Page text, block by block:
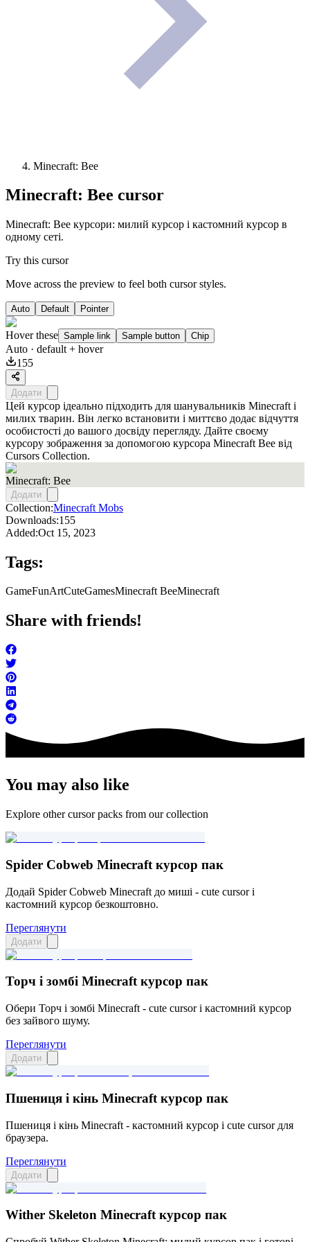
Minecraft: Bee
Minecraft: Bee cursor
Minecraft: Bee курсори: милий курсор і кастомний курсор в
одному сеті.
Try this cursor
Move across the preview to feel both cursor styles.
Auto Default Pointer
Hover these Sample link Sample button Chip
Auto · default + hover
155
Додати
Цей курсор ідеально підходить для шанувальників Minecraft і
милих тварин. Він легко встановити і миттєво додає відчуття
особистості до вашого досвіду перегляду. Дайте своєму
курсору зображення за допомогою курсора Minecraft Bee від
Cursors Collection.
Minecraft: Bee
Додати
Collection:Minecraft Mobs
Downloads:155
Added:Oct 15, 2023
Tags:
GameFunArtCuteGamesMinecraft BeeMinecraft
Share with friends!
You may also like
Explore other cursor packs from our collection
Spider Cobweb Minecraft курсор пак
Додай Spider Cobweb Minecraft до миші - cute cursor і
кастомний курсор безкоштовно.
Переглянути
Додати
Торч і зомбі Minecraft курсор пак
Обери Торч і зомбі Minecraft - cute cursor і кастомний курсор
без зайвого шуму.
Переглянути
Додати
Пшениця і кінь Minecraft курсор пак
Пшениця і кінь Minecraft - кастомний курсор і cute cursor для
браузера.
Переглянути
Додати
Wither Skeleton Minecraft курсор пак